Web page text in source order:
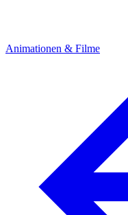
Animationen & Filme